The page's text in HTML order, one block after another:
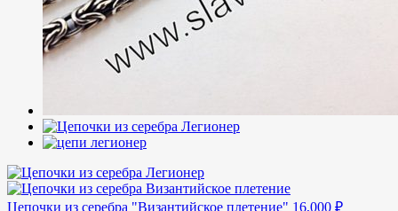
Цепочки из серебра "Византийское плетение" 16,000 ₽